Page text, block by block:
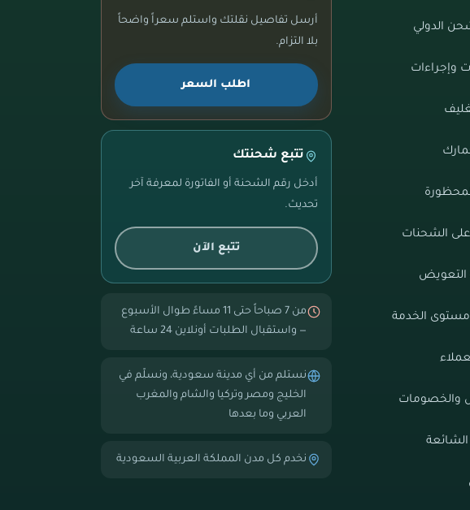
الدولي
وإجراءات
على الشحنات
مستوى الخدمة
والخصومات
الشائعة
أرسل تفاصيل نقلتك واستلم سعراً واضحاً
بلا التزام.
اطلب السعر
تتبع شحنتك
أدخل رقم الشحنة أو الفاتورة لمعرفة آخر
تحديث.
تتبع الآن
من 7 صباحاً حتى 11 مساءً طوال الأسبوع
— واستقبال الطلبات أونلاين 24 ساعة
نستلم من أي مدينة سعودية، ونسلّم في
الخليج ومصر وتركيا والشام والمغرب
العربي وما بعدها
نخدم كل مدن المملكة العربية السعودية